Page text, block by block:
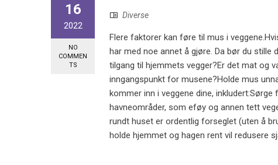
16
2022
NO
COMMEN
TS
Diverse
Flere faktorer kan føre til mus i
har med noe annet å gjøre. Da bør du
tilgang til hjemmets vegger?Er det mat og
inngangspunkt for musene?Holde mus
kommer inn i veggene dine,
havneområder, som eføy og annen tett
rundt huset er ordentlig forseglet (uten å
holde hjemmet og hagen rent vil redusere